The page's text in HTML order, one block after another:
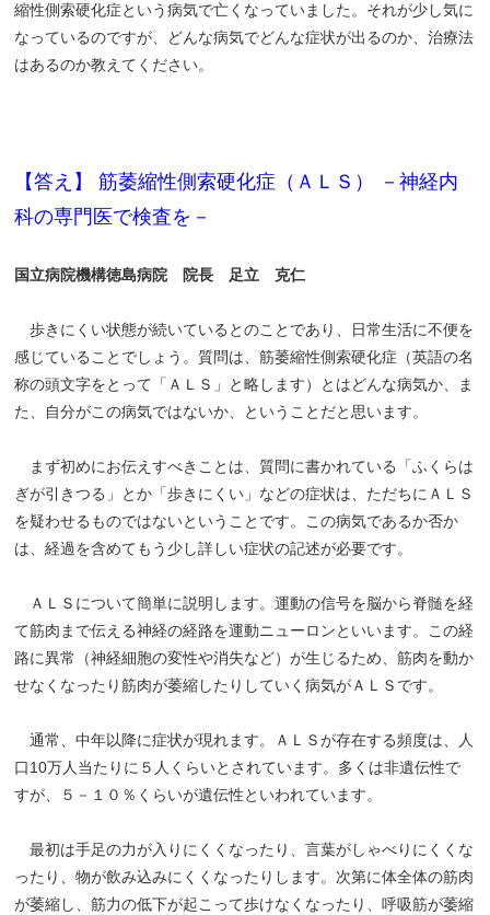
縮性側索硬化症という病気で亡くなっていました。それが少し気に
なっているのですが、どんな病気でどんな症状が出るのか、治療法
はあるのか教えてください。
【答え】 筋萎縮性側索硬化症（ＡＬＳ） －神経内
科の専門医で検査を－
国立病院機構徳島病院 院長 足立 克仁
歩きにくい状態が続いているとのことであり、日常生活に不便を
感じていることでしょう。質問は、筋萎縮性側索硬化症（英語の名
称の頭文字をとって「ＡＬＳ」と略します）とはどんな病気か、ま
た、自分がこの病気ではないか、ということだと思います。
まず初めにお伝えすべきことは、質問に書かれている「ふくらは
ぎが引きつる」とか「歩きにくい」などの症状は、ただちにＡＬＳ
を疑わせるものではないということです。この病気であるか否か
は、経過を含めてもう少し詳しい症状の記述が必要です。
ＡＬＳについて簡単に説明します。運動の信号を脳から脊髄を経
て筋肉まで伝える神経の経路を運動ニューロンといいます。この経
路に異常（神経細胞の変性や消失など）が生じるため、筋肉を動か
せなくなったり筋肉が萎縮したりしていく病気がＡＬＳです。
通常、中年以降に症状が現れます。ＡＬＳが存在する頻度は、人
口10万人当たりに５人くらいとされています。多くは非遺伝性で
すが、５－１０％くらいが遺伝性といわれています。
最初は手足の力が入りにくくなったり、言葉がしゃべりにくくな
ったり、物が飲み込みにくくなったりします。次第に体全体の筋肉
が萎縮し、筋力の低下が起こって歩けなくなったり、呼吸筋が萎縮